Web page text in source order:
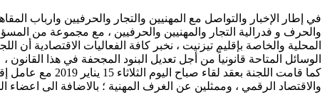
في إطار الإخبار والتواصل مع المهنيين والتجار والحرفيين وارباب
والحرف و فدرالية التجار والمهنيين والحرفيين ، مع مجموعة من
المحلية والخاصة بإقليم تيزنيت ، نخبر كافة الفعاليات الاقتصادية
الوسائل المتاحة قانونياً من أجل تعديل البنود المجحفة في هذا القانون ،
كما قامت
والاقتصاد الرقمي ، وممثلين عن الغرف المهنية ؛ بالاضافة الى اعضاء